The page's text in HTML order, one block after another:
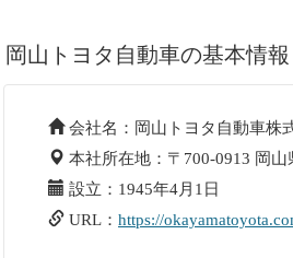
岡山トヨタ自動車の基本情報
会社名：岡山トヨタ自動車株
本社所在地：〒700-0913 岡
設立：1945年4月1日
URL： https://